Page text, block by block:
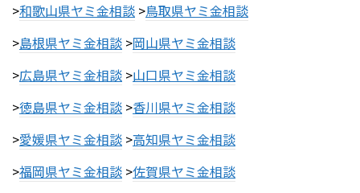
>和歌山県ヤミ金相談 >鳥取県ヤミ金相談
>島根県ヤミ金相談 >岡山県ヤミ金相談
>広島県ヤミ金相談 >山口県ヤミ金相談
>徳島県ヤミ金相談 >香川県ヤミ金相談
>愛媛県ヤミ金相談 >高知県ヤミ金相談
>福岡県ヤミ金相談 >佐賀県ヤミ金相談